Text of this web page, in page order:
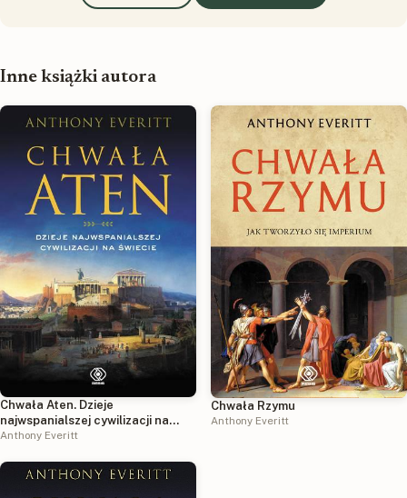
Inne książki autora
Chwała Aten. Dzieje
najwspanialszej cywilizacji na
świecie
Anthony Everitt
Chwała Rzymu
Anthony Everitt